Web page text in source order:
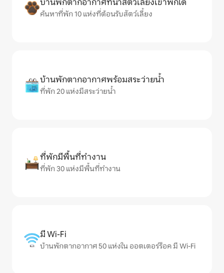
บ้านพักตากอากาศที่นำสัตว์เลี้ยงเข้าพักได้
ค้นหาที่พัก 10 แห่งที่ต้อนรับสัตว์เลี้ยง
บ้านพักตากอากาศพร้อมสระว่ายน้ำ
ที่พัก 20 แห่งมีสระว่ายน้ำ
ที่พักมีพื้นที่ทำงาน
ที่พัก 30 แห่งมีพื้นที่ทำงาน
มี Wi-Fi
บ้านพักตากอากาศ 50 แห่งใน ออตเตอร์ร็อค มี Wi-Fi